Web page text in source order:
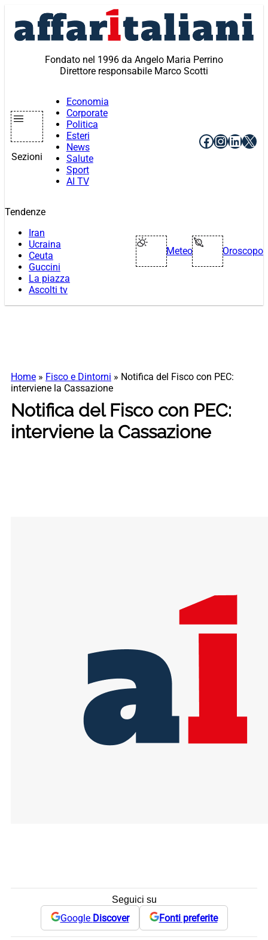
contenuto
Fondato nel 1996 da Angelo Maria Perrino
Direttore responsabile Marco Scotti
Sezioni
Economia
Corporate
Politica
Esteri
News
Salute
Sport
AI TV
Facebook
X
Tendenze
Iran
Ucraina
Ceuta
Guccini
La piazza
Ascolti tv
Meteo Oroscopo
Home » Fisco e Dintorni » Notifica del Fisco con PEC:
interviene la Cassazione
Notifica del Fisco con PEC:
interviene la Cassazione
Seguici su
Google Discover Fonti preferite